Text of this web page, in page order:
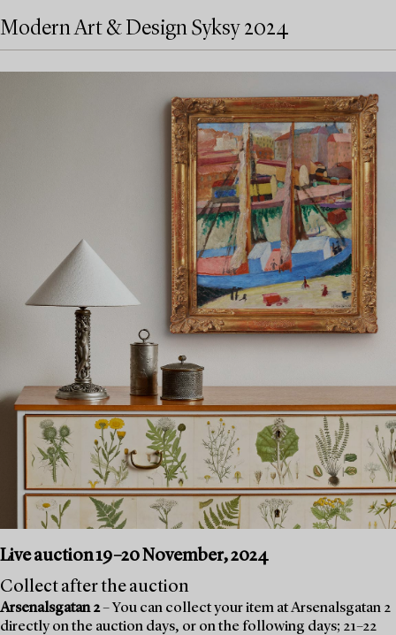
Modern Art & Design Syksy 2024
Live auction 19–20 November, 2024
Collect after the auction
Arsenalsgatan 2– You can collect your item at Arsenalsgatan 2
directly on the auction days, or on the following days; 21–22